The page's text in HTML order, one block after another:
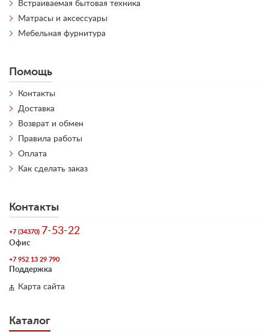
Встраиваемая бытовая техника
Матрасы и аксессуары
Мебельная фурнитура
Помощь
Контакты
Доставка
Возврат и обмен
Правила работы
Оплата
Как сделать заказ
Контакты
+7 (34370) 7-53-22
Офис
+7 952 13 29 790
Поддержка
Карта сайта
Каталог